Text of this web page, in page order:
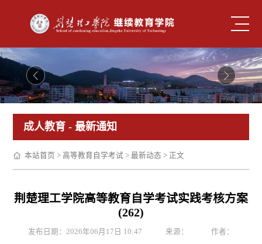
成人教育 - 最新通知
本站首页 > 高等教育自学考试 >最新动态 > 正文
荆楚理工学院高等教育自学考试实践考核方案
(262)
发布日期：2026年06月17日 10:47 来源： 作者：